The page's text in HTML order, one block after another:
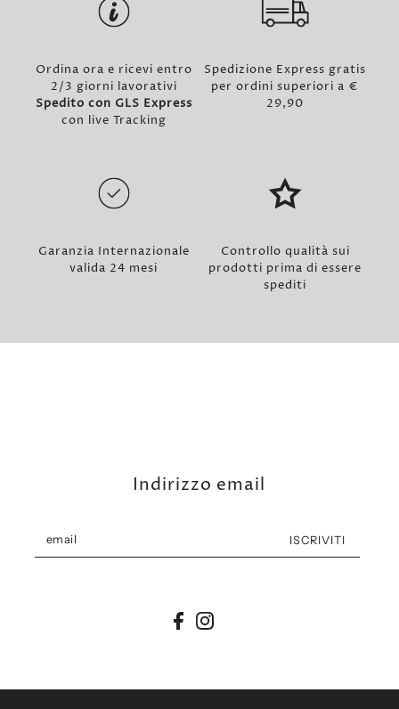
Ordina ora e ricevi entro
2/3 giorni lavorativi
Spedito con GLS Express
con live Tracking
Spedizione Express gratis
per ordini superiori a €
29,90
Garanzia Internazionale
valida 24 mesi
Controllo qualità sui
prodotti prima di essere
spediti
Indirizzo email
ISCRIVITI